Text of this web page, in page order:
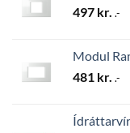
497 kr. .-
Modul
481 kr. .-